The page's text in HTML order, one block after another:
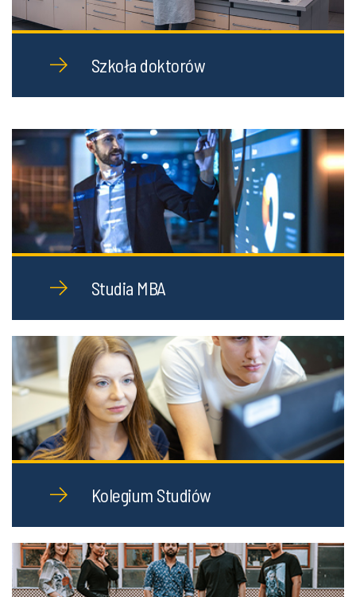
Szkoła doktorów
Studia MBA
Kolegium Studiów